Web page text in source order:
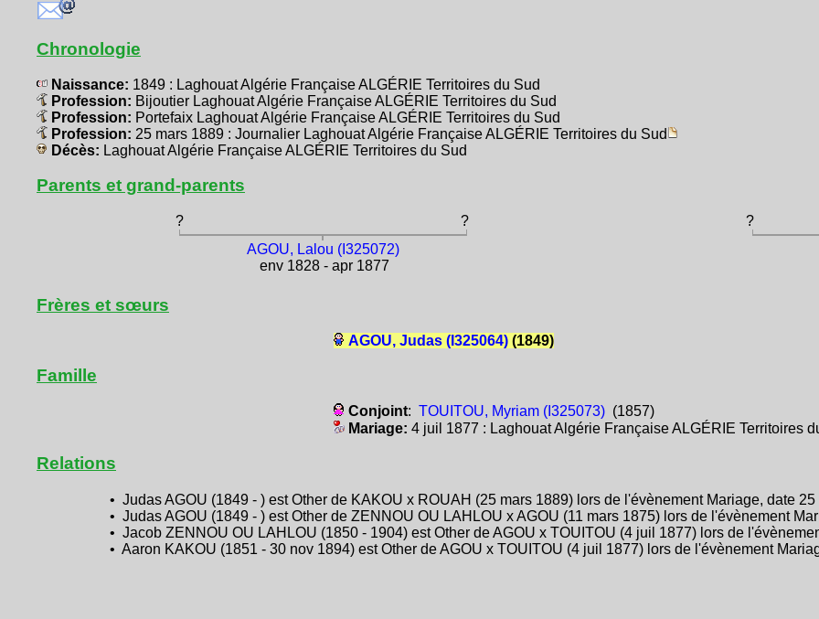
Chronologie
Naissance: 1849 : Laghouat Algérie Française ALGÉRIE Territoires du Sud
Profession: Bijoutier Laghouat Algérie Française ALGÉRIE Territoires du Sud
Profession: Portefaix Laghouat Algérie Française ALGÉRIE Territoires du Sud
Profession: 25 mars 1889 : Journalier Laghouat Algérie Française ALGÉRIE Territoires du Sud
Décès: Laghouat Algérie Française ALGÉRIE Territoires du Sud
Parents et grand-parents
? ?
?
AGOU, Lalou (I325072)
env 1828 - apr 1877
Frères et sœurs
AGOU, Judas (I325064) (1849)
Famille
Conjoint:TOUITOU, Myriam (I325073) (1857)
Mariage:4 juil 1877 : Laghouat Algérie Française ALGÉRIE Territoires
Relations
• Judas AGOU (1849 - ) est Other de KAKOU x ROUAH (25 mars 1889) lors de l'évènement Mariage, date
• Judas AGOU (1849 - ) est Other de ZENNOU OU LAHLOU x AGOU (11 mars 1875) lors de l'évènement
• Jacob ZENNOU OU LAHLOU (1850 - 1904) est Other de AGOU x TOUITOU (4 juil 1877) lors de
• Aaron KAKOU (1851 - 30 nov 1894) est Other de AGOU x TOUITOU (4 juil 1877) lors de l'évènement